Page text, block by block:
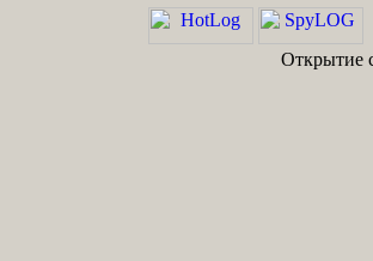
Открытие